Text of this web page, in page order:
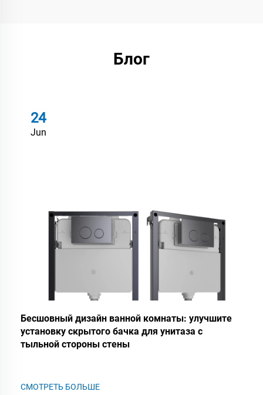
Блог
24
Jun
Бесшовный дизайн ванной комнаты: улучшите
установку скрытого бачка для унитаза с
тыльной стороны стены
СМОТРЕТЬ БОЛЬШЕ